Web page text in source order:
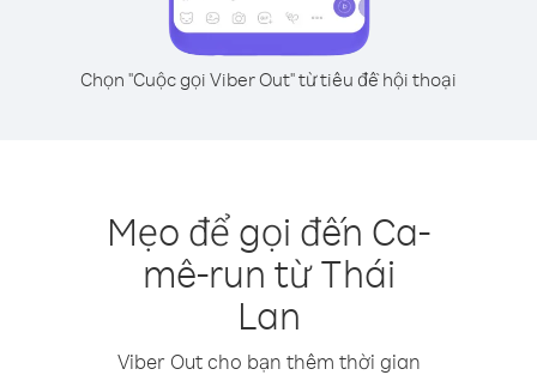
Chọn "Cuộc gọi Viber Out" từ tiêu đề hội thoại
Mẹo để gọi đến Ca-
mê-run từ Thái
Lan
Viber Out cho bạn thêm thời gian